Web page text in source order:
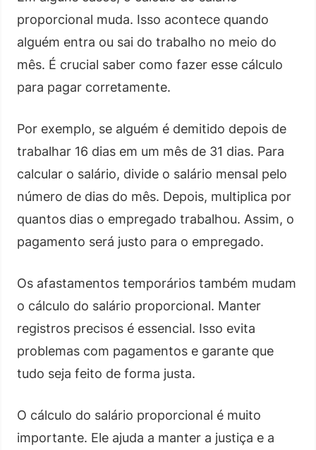
proporcional muda. Isso acontece quando
alguém entra ou sai do trabalho no meio do
mês. É crucial saber como fazer esse cálculo
para pagar corretamente.
Por exemplo, se alguém é demitido depois de
trabalhar 16 dias em um mês de 31 dias. Para
calcular o salário, divide o salário mensal pelo
número de dias do mês. Depois, multiplica por
quantos dias o empregado trabalhou. Assim, o
pagamento será justo para o empregado.
Os afastamentos temporários também mudam
o cálculo do salário proporcional. Manter
registros precisos é essencial. Isso evita
problemas com pagamentos e garante que
tudo seja feito de forma justa.
O cálculo do salário proporcional é muito
importante. Ele ajuda a manter a justiça e a